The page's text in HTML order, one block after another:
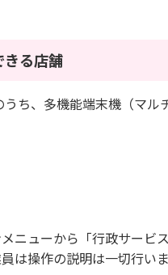
きる店舗
ち、多機能端末機（マル
ニューから「行政サービ
は操作の説明は一切行い